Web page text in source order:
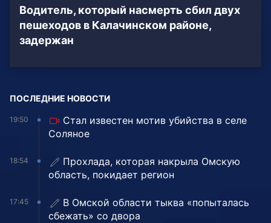
Водитель, который насмерть сбил двух
пешеходов в Калачинском районе,
задержан
ПОСЛЕДНИЕ НОВОСТИ
19:50
Стал известен мотив убийства в селе
Соляное
18:54
Прохлада, которая накрыла Омскую
область, покидает регион
17:45
В Омской области тыква «попыталась
сбежать» со двора